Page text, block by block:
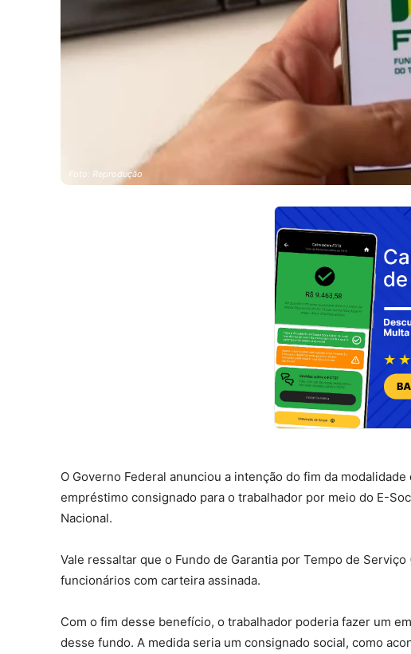
Foto: Reprodução
O Governo Federal anunciou a intenção do fim da
empréstimo consignado para o trabalhador por meio do E-
Nacional.
Vale ressaltar que o Fundo de Garantia por Tempo de
funcionários com carteira assinada.
Com o fim desse benefício, o trabalhador poderia fazer um
desse fundo. A medida seria um consignado social, como